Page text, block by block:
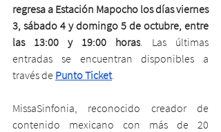
regresa a Estación Mapocho los días viernes
3, sábado 4 y domingo 5 de octubre, entre
las 13:00 y 19:00 horas. Las últimas
entradas se encuentran disponibles a
través de Punto Ticket.
MissaSinfonia, reconocido creador de
contenido mexicano con más de 20